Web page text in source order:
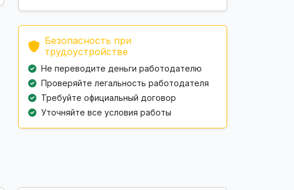
Безопасность при
трудоустройстве
Не переводите деньги работодателю
Проверяйте легальность работодателя
Требуйте официальный договор
Уточняйте все условия работы